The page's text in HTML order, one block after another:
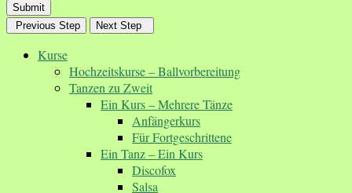
Submit
Previous Step
Next Step
Kurse
Hochzeitskurse – Ballvorbereitung
Tanzen zu Zweit
Ein Kurs – Mehrere Tänze
Anfängerkurs
Für Fortgeschrittene
Ein Tanz – Ein Kurs
Discofox
Salsa